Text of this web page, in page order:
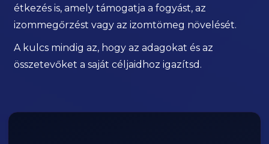
étkezés is, amely támogatja a fogyást, az
izommegőrzést vagy az izomtömeg növelését.
A kulcs mindig az, hogy az adagokat és az
összetevőket a saját céljaidhoz igazítsd.